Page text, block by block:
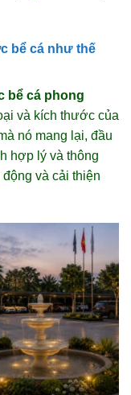
bể cá như thế
bể cá phong
và kích thước của
nó mang lại, đầu
hợp lý và thông
và cải thiện